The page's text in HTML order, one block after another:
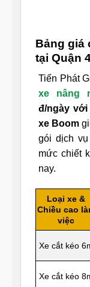
Bảng giá
tại Quận
Tiến Phát
xe nâng
đ/ngày
xe Boom
gói dịch
mức chiết
nay.
Loại xe &
Chiều cao
việc
Xe cắt kéo
Xe cắt kéo